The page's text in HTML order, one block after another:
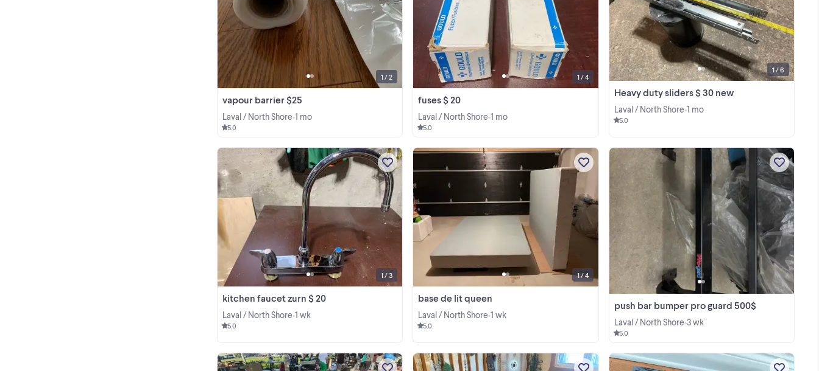
vapour barrier $25
Laval / North Shore•1 mo
5.0
New 102 inch x 34 feet
View more
1 / 2
fuses $ 20
Laval / North Shore•1 mo
5.0
All. New ….
View more
1 / 4
Heavy duty sliders $ 30 new
Laval / North Shore•1 mo
5.0
1 / 6
kitchen faucet zurn $ 20
Laval / North Shore•1 wk
5.0
Used good condition
1 / 3
base de lit queen
Laval / North Shore•1 wk
5.0
Deux base de lit (somalier) queen en
bonne état Faite votre offre À venir
chercher sur place au H7Y Autre items
aussi disponible à vendre Plusieurs fils
et télé-série en DVD et blu-ray DVD
vierge ...
View more
1 / 4
push bar bumper pro guard 500$
Laval / North Shore•3 wk
5.0